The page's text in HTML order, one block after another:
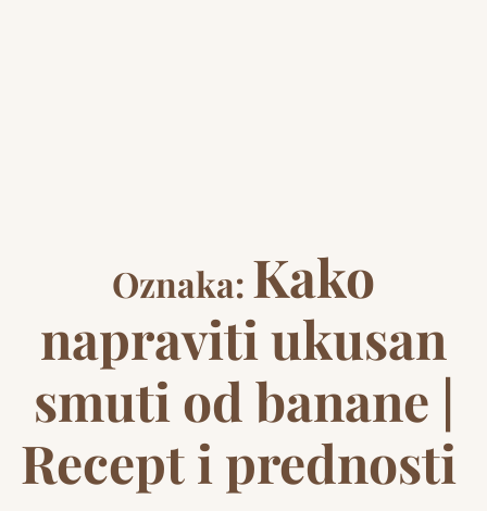
Oznaka: Kako
napraviti ukusan
smuti od banane |
Recept i prednosti